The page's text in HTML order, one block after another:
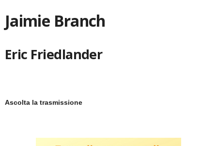
Jaimie Branch
Eric Friedlander
Ascolta la trasmissione